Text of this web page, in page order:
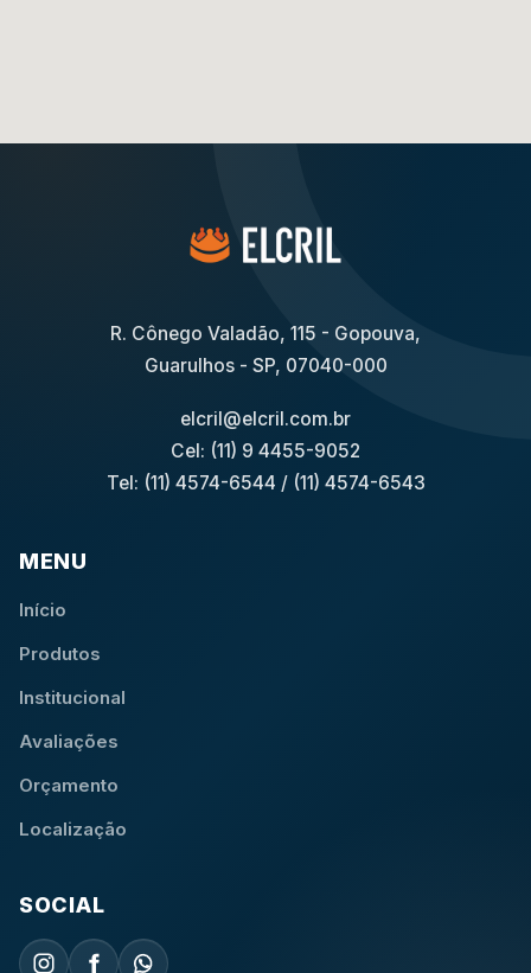
R. Cônego Valadão, 115 - Gopouva,
Guarulhos - SP, 07040-000
elcril@elcril.com.br
Cel: (11) 9 4455-9052
Tel: (11) 4574-6544 / (11) 4574-6543
MENU
Início
Produtos
Institucional
Avaliações
Orçamento
Localização
SOCIAL